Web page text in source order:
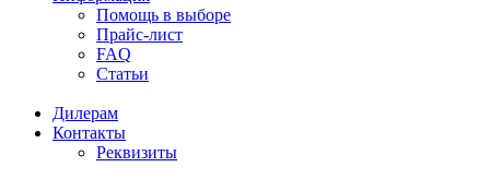
Помощь в выборе
Прайс-лист
FAQ
Статьи
Дилерам
Контакты
Реквизиты